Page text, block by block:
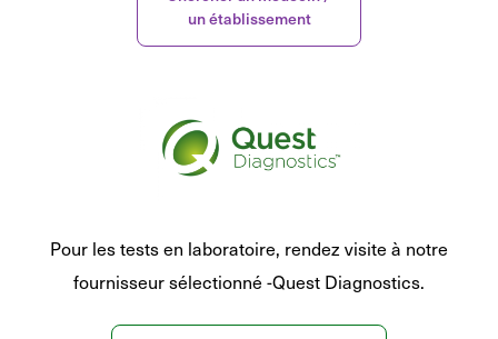
un établissement
Pour les tests en laboratoire, rendez visite à notre
fournisseur sélectionné -Quest Diagnostics.